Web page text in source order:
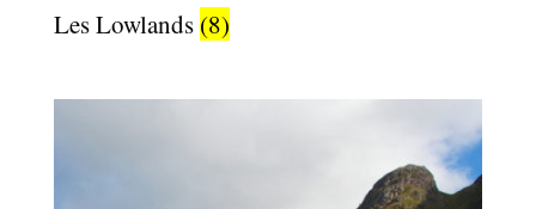
Les Lowlands (8)